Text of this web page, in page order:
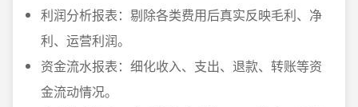
利润分析报表：剔除各类费用后真实反映毛利、净
利、运营利润。
资金流水报表：细化收入、支出、退款、转账等资
金流动情况。